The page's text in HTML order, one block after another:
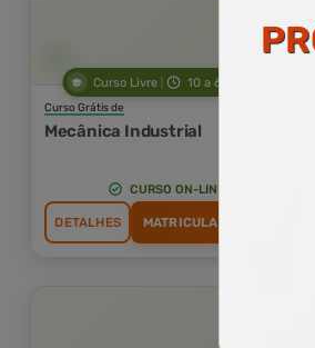
Curso Livre 10 a 60 horas
Curso Grátis de
Mecânica Industrial
CURSO ON-LINE
DETALHES MATRICULAR AGORA